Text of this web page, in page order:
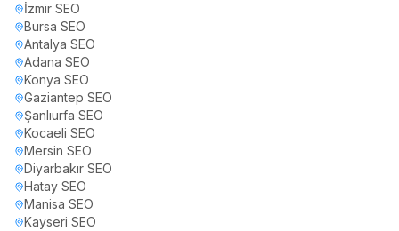
İzmir SEO
Bursa SEO
Antalya SEO
Adana SEO
Konya SEO
Gaziantep SEO
Şanlıurfa SEO
Kocaeli SEO
Mersin SEO
Diyarbakır SEO
Hatay SEO
Manisa SEO
Kayseri SEO